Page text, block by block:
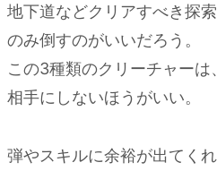
地下道などクリアすべき探
のみ倒すのがいいだろう。
この3種類のクリーチャー
相手にしないほうがいい。
弾やスキルに余裕が出てく